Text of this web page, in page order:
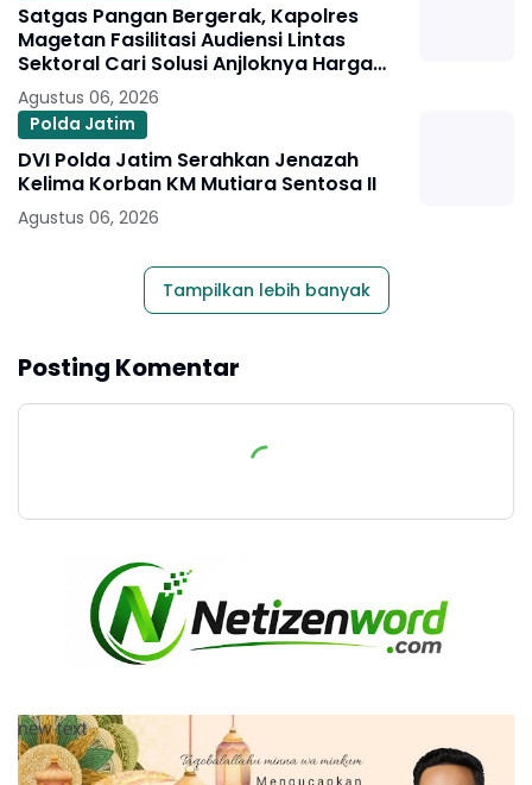
Satgas Pangan Bergerak, Kapolres
Magetan Fasilitasi Audiensi Lintas
Sektoral Cari Solusi Anjloknya Harga
Telur Peternak
Agustus 06, 2026
Polda Jatim
DVI Polda Jatim Serahkan Jenazah
Kelima Korban KM Mutiara Sentosa II
Agustus 06, 2026
Tampilkan lebih banyak
Posting Komentar